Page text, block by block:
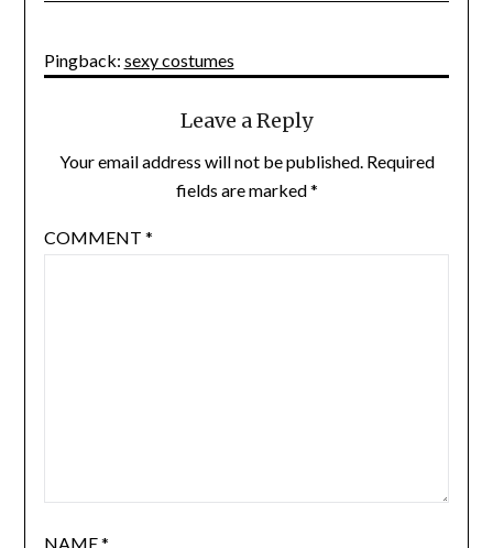
Pingback: sexy costumes
Leave a Reply
Your email address will not be published. Required
fields are marked*
COMMENT *
NAME*